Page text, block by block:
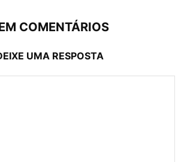
COMENTÁRIOS
UMA RESPOSTA